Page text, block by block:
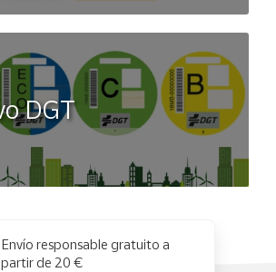
DGT
Envío responsable gratuito a
partir de 20 €